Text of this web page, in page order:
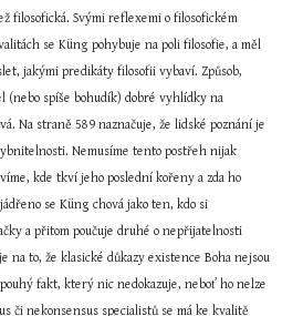
filosofická. Svými reflexemi o filosofickém
se Küng pohybuje na poli filosofie, a měl
jakými predikáty filosofii vybaví. Způsob,
(nebo spíše bohudík) dobré vyhlídky na
Na straně 589 naznačuje, že lidské poznání je
Nemusíme tento postřeh nijak
kde tkví jeho poslední kořeny a zda ho
se Küng chová jako ten, kdo si
a přitom poučuje druhé o nepřijatelnosti
na to, že klasické důkazy existence Boha nejsou
fakt, který nic nedokazuje, neboť ho nelze
či nekonsensus specialistů se má ke kvalitě